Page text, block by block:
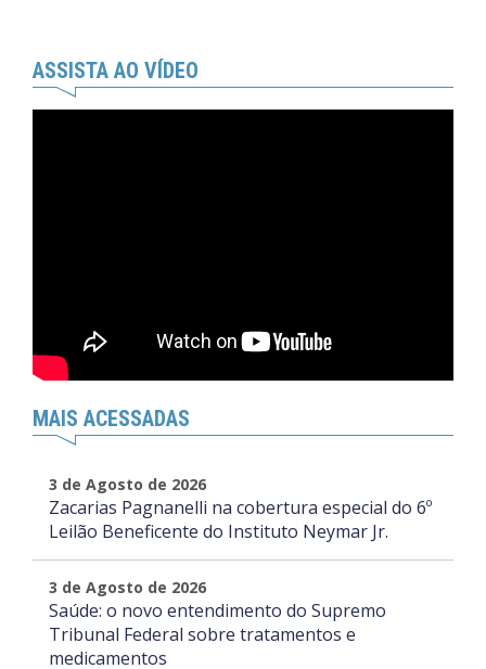
ASSISTA AO VÍDEO
MAIS ACESSADAS
3 de Agosto de 2026
Zacarias Pagnanelli na cobertura especial do 6º
Leilão Beneficente do Instituto Neymar Jr.
3 de Agosto de 2026
Saúde: o novo entendimento do Supremo
Tribunal Federal sobre tratamentos e
medicamentos